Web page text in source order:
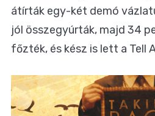
átírták egy-két demó
jól összegyúrták, majd 34
főzték, és kész is lett a Tell